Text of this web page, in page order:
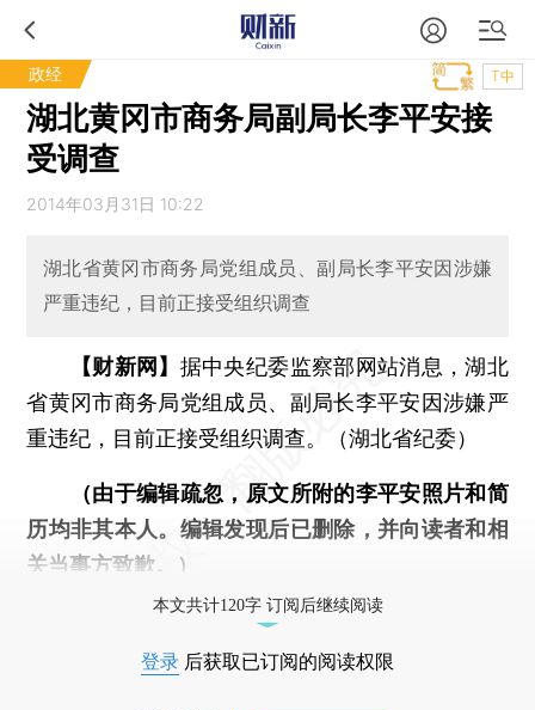
政经 T中
湖北黄冈市商务局副局长李平安接
受调查
2014年03月31日 10:22
湖北省黄冈市商务局党组成员、副局长李平安因涉嫌
严重违纪，目前正接受组织调查
【财新网】 据中央纪委监察部网站消息，湖北
省黄冈市商务局党组成员、副局长李平安因涉嫌严
重违纪，目前正接受组织调查。（湖北省纪委）
（由于编辑疏忽，原文所附的李平安照片和简
历均非其本人。编辑发现后已删除，并向读者和相
关当事方致歉。）
本文共计120字 订阅后继续阅读
登录 后获取已订阅的阅读权限